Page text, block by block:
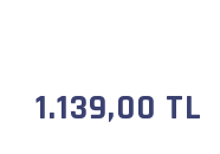
1.139,00 TL